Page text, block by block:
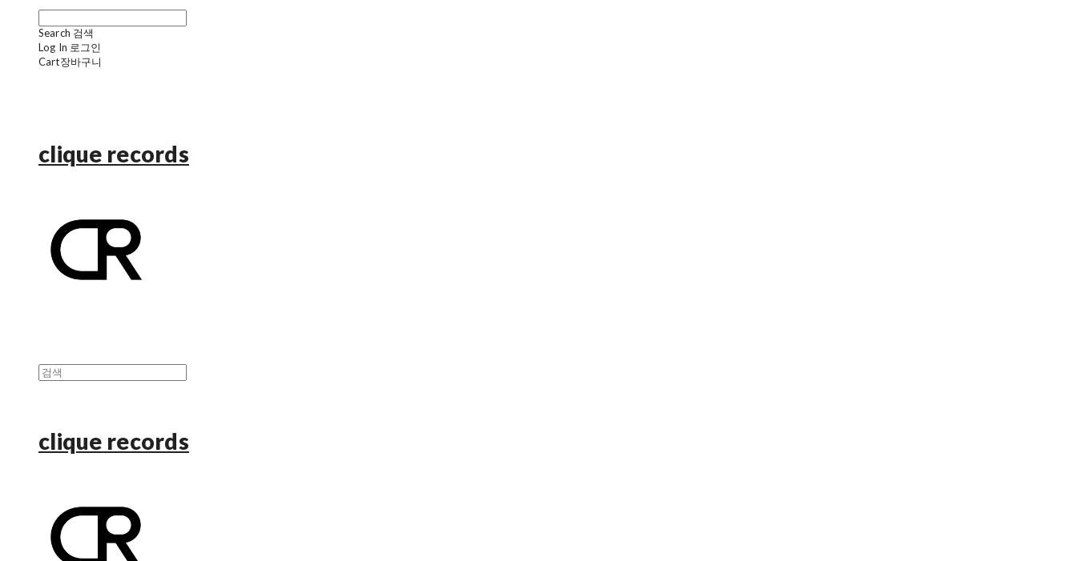
Search 검색
Log In 로그인
Cart장바구니
clique records
clique records